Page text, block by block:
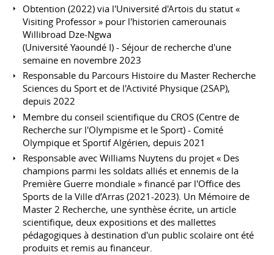
Obtention (2022) via l'Université d'Artois du statut «
Visiting Professor » pour l'historien camerounais
Willibroad Dze-Ngwa
(Université Yaoundé I) - Séjour de recherche d'une
semaine en novembre 2023
Responsable du Parcours Histoire du Master Recherche
Sciences du Sport et de l'Activité Physique (2SAP),
depuis 2022
Membre du conseil scientifique du CROS (Centre de
Recherche sur l'Olympisme et le Sport) - Comité
Olympique et Sportif Algérien, depuis 2021
Responsable avec Williams Nuytens du projet « Des
champions parmi les soldats alliés et ennemis de la
Première Guerre mondiale » financé par l'Office des
Sports de la Ville d’Arras (2021-2023). Un Mémoire de
Master 2 Recherche, une synthèse écrite, un article
scientifique, deux expositions et des mallettes
pédagogiques à destination d'un public scolaire ont été
produits et remis au financeur.